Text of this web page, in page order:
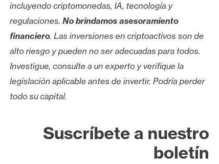
incluyendo criptomonedas, IA, tecnología y
regulaciones. No brindamos asesoramiento
financiero. Las inversiones en criptoactivos son de
alto riesgo y pueden no ser adecuadas para todos.
Investigue, consulte a un experto y verifique la
legislación aplicable antes de invertir. Podría perder
todo su capital.
Suscríbete a nuestro
boletín